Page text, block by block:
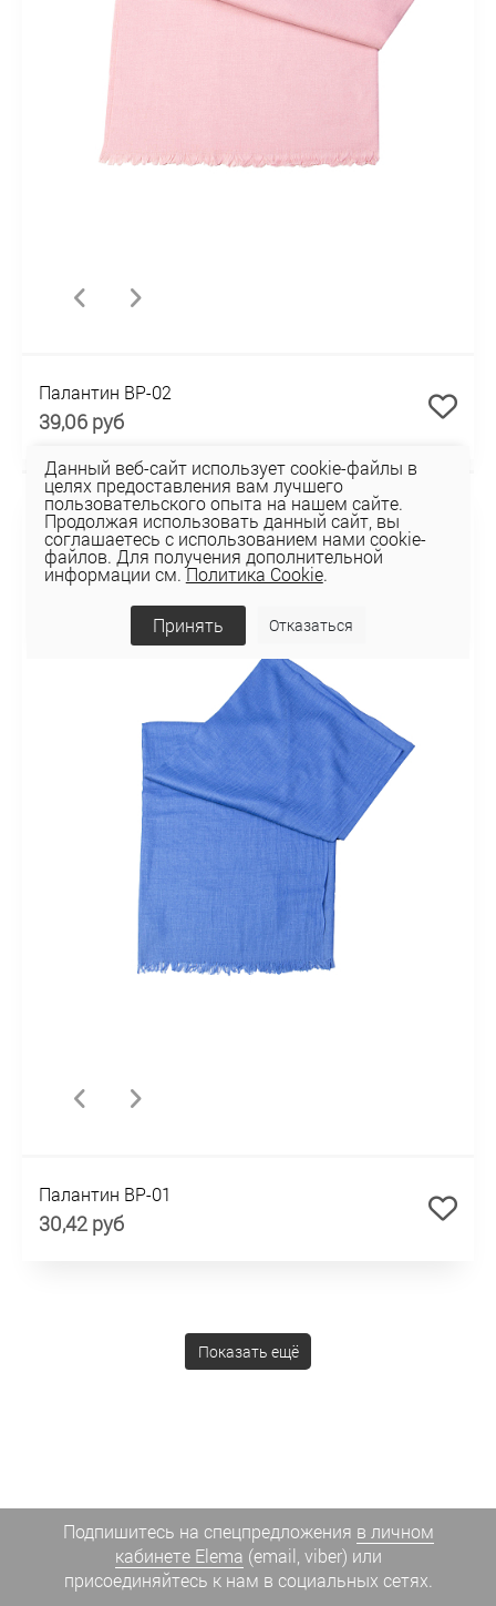
Палантин BP-02
39,06 руб
Палантин BP-01
30,42 руб
Показать ещё
Подпишитесь на спецпредложения в личном
кабинете Elema (email, viber) или
присоединяйтесь к нам в социальных сетях.
Данный веб-сайт использует cookie-файлы в
целях предоставления вам лучшего
пользовательского опыта на нашем сайте.
Продолжая использовать данный сайт, вы
соглашаетесь с использованием нами cookie-
файлов. Для получения дополнительной
информации см.Политика Cookie.
Принять Отказаться